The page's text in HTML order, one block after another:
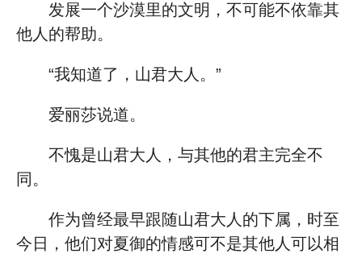
发展一个沙漠里的文明，不可能不依靠其
他人的帮助。
“我知道了，山君大人。”
爱丽莎说道。
不愧是山君大人，与其他的君主完全不
同。
作为曾经最早跟随山君大人的下属，时至
今日，他们对夏御的情感可不是其他人可以相